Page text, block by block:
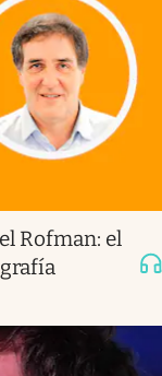
Rofman: el